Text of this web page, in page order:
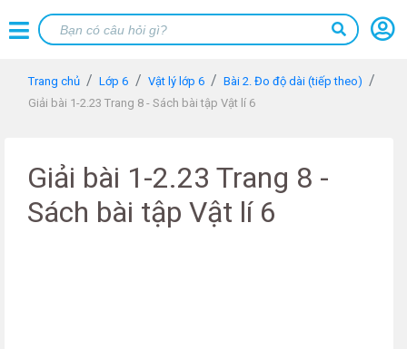
Trang chủ Lớp 6 Vật lý lớp 6
Bài 2. Đo độ dài (tiếp theo)
Giải bài 1-2.23 Trang 8 - Sách bài tập Vật lí 6
Giải bài 1-2.23 Trang 8 -
Sách bài tập Vật lí 6